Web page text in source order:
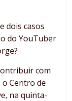
dois casos
do YouTuber
com
Centro de
na quinta-